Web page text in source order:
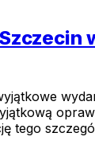
tego